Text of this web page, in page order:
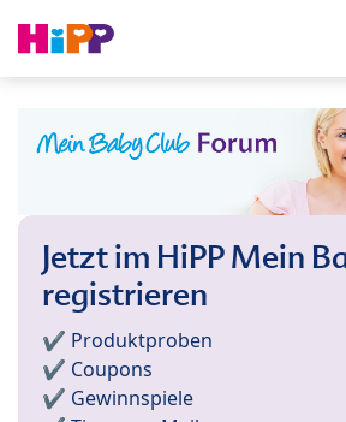
Jetzt im HiPP Mein
registrieren
✔️ Produktproben
✔️ Coupons
✔️ Gewinnspiele